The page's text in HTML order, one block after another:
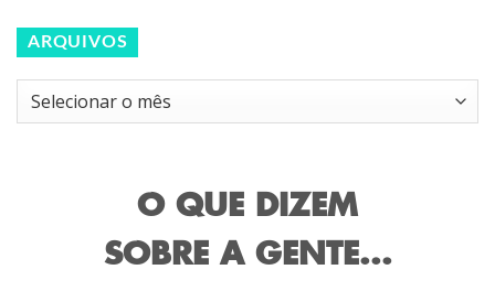
ARQUIVOS
Arquivos
O QUE DIZEM
SOBRE A GENTE...